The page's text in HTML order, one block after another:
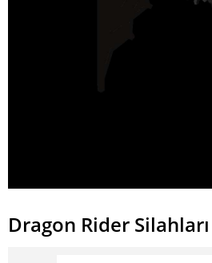
Dragon Rider Silahları